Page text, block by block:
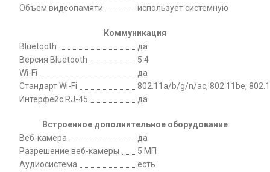
Объем видеопамяти
использует системную
Коммуникация
Bluetooth
да
Версия Bluetooth
5.4
Wi-Fi
да
Стандарт Wi-Fi
802.11a/b/g/n/ac, 802.11be,
Интерфейс RJ-45
да
Встроенное дополнительное оборудование
Веб-камера
да
Разрешение веб-камеры
5 МП
Аудиосистема
есть